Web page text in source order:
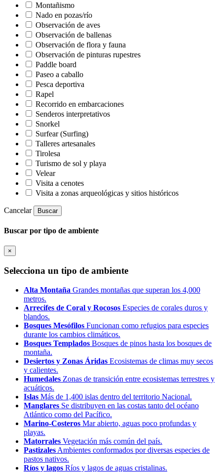
Montañismo
Nado en pozas/río
Observación de aves
Observación de ballenas
Observación de flora y fauna
Observación de pinturas rupestres
Paddle board
Paseo a caballo
Pesca deportiva
Rapel
Recorrido en embarcaciones
Senderos interpretativos
Snorkel
Surfear (Surfing)
Talleres artesanales
Tirolesa
Turismo de sol y playa
Velear
Visita a cenotes
Visita a zonas arqueológicas y sitios históricos
Cancelar Buscar
Buscar por tipo de ambiente
×
Selecciona un tipo de ambiente
Alta Montaña Grandes montañas que superan los 4,000
metros.
Arrecifes de Coral y Rocosos Especies de corales duros y
blandos.
Bosques Mesófilos Funcionan como refugios para especies
durante los cambios climáticos.
Bosques Templados Bosques de pinos hasta los bosques de
montaña.
Desiertos y Zonas Áridas Ecosistemas de climas muy secos
y calientes.
Humedales Zonas de transición entre ecosistemas terrestres y
acuáticos.
Islas Más de 1,400 islas dentro del territorio Nacional.
Manglares Se distribuyen en las costas tanto del océano
Atlántico como del Pacífico.
Marino-Costeros Mar abierto, aguas poco profundas y
playas.
Matorrales Vegetación más común del país.
Pastizales Ambientes conformados por diversas especies de
pastos nativos.
Ríos y lagos Ríos y lagos de aguas cristalinas.